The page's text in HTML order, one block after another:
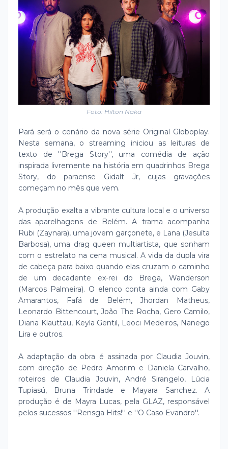
Foto: Hilton Naka
Pará será o cenário da nova série Original Globoplay.
Nesta semana, o streaming iniciou as leituras de
texto de ''Brega Story'', uma comédia de ação
inspirada livremente na história em quadrinhos Brega
Story, do paraense Gidalt Jr, cujas gravações
começam no mês que vem.
A produção exalta a vibrante cultura local e o universo
das aparelhagens de Belém. A trama acompanha
Rubi (Zaynara), uma jovem garçonete, e Lana (Jesuíta
Barbosa), uma drag queen multiartista, que sonham
com o estrelato na cena musical. A vida da dupla vira
de cabeça para baixo quando elas cruzam o caminho
de um decadente ex-rei do Brega, Wanderson
(Marcos Palmeira). O elenco conta ainda com Gaby
Amarantos, Fafá de Belém, Jhordan Matheus,
Leonardo Bittencourt, João The Rocha, Gero Camilo,
Diana Klauttau, Keyla Gentil, Leoci Medeiros, Nanego
Lira e outros.
A adaptação da obra é assinada por Claudia Jouvin,
com direção de Pedro Amorim e Daniela Carvalho,
roteiros de Claudia Jouvin, André Sirangelo, Lúcia
Tupiasú, Bruna Trindade e Mayara Sanchez. A
produção é de Mayra Lucas, pela GLAZ, responsável
pelos sucessos ''Rensga Hits!'' e ''O Caso Evandro''.